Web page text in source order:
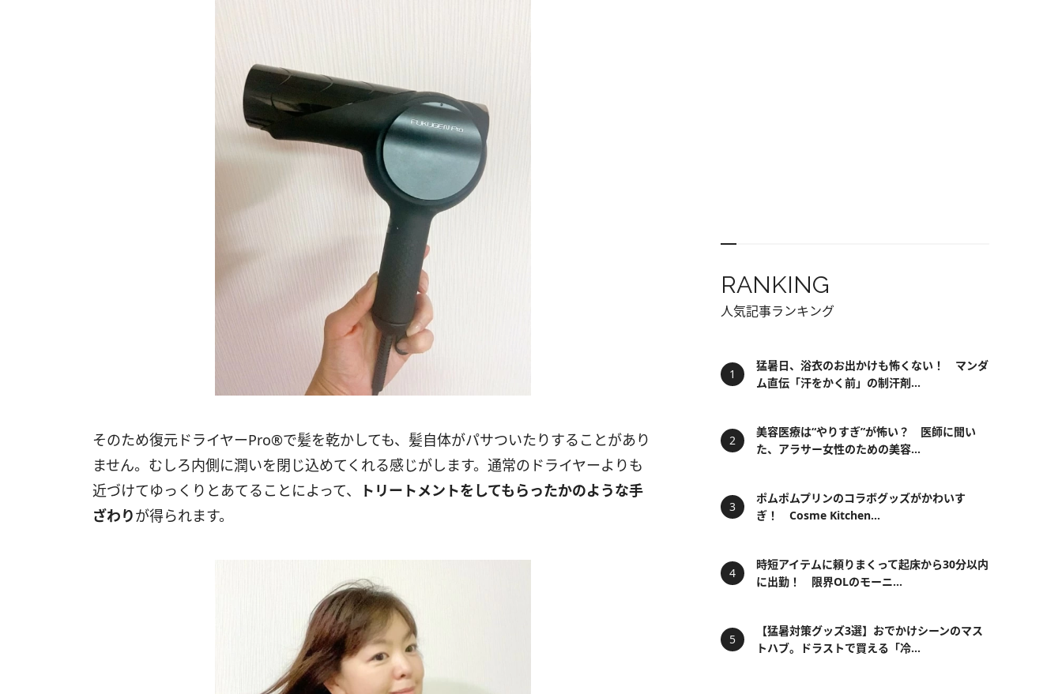
そのため復元ドライヤーPro®︎で髪を乾かしても、髪自体がパサついたりすることがあり
ません。むしろ内側に潤いを閉じ込めてくれる感じがします。通常のドライヤーよりも
近づけてゆっくりとあてることによって、
トリートメントをしてもらったかのような手
ざわりが得られます。
RANKING
人気記事ランキング
猛暑日、浴衣のお出かけも怖くない！ マンダ
ム直伝「汗をかく前」の制汗剤...
美容医療は“やりすぎ”が怖い？ 医師に聞い
た、アラサー女性のための美容...
ポムポムプリンのコラボグッズがかわいす
ぎ！ Cosme Kitchen...
時短アイテムに頼りまくって起床から30分以内
に出勤！ 限界OLのモーニ...
【猛暑対策グッズ3選】おでかけシーンのマス
トハブ。ドラストで買える「冷...